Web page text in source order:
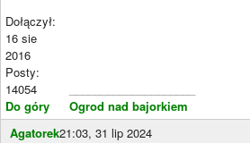
Dołączył:
16 sie
2016
Posty:
14054
Do góry
Ogrod nad bajorkiem
Agatorek21:03, 31 lip 2024